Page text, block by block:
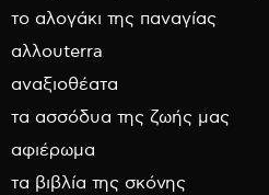
το αλογάκι της παναγίας
αλλουterra
αναξιοθέατα
τα ασσόδυα της ζωής μας
αφιέρωμα
τα βιβλία της σκόνης